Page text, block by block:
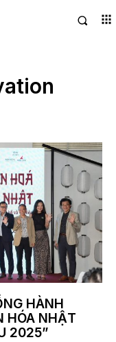
HÀNH
HÓA NHẬT
2025”